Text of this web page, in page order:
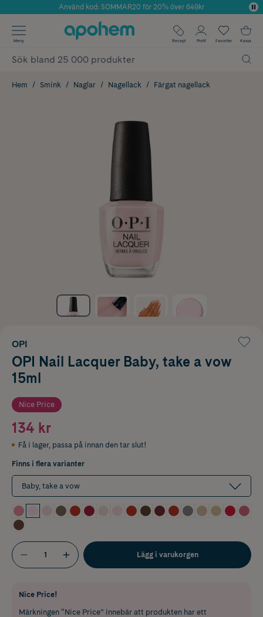
Årets Butik 2025 inom Skönhet
Använd kod: SOMMAR20 för 20% över 649kr
✓ Fri frakt
✓ Poäng på alla köp*
Meny Recept Profil Favoriter Kassa
Hem Smink Naglar Nagellack Färgat nagellack
OPI
OPI Nail Lacquer Baby, take a vow
15ml
Nice Price
134 kr
Få i lager, passa på innan den tar slut!
Finns i flera varianter
Baby, take a vow
Lägg i varukorgen
Nice Price!
Märkningen “Nice Price” innebär att produkten har ett